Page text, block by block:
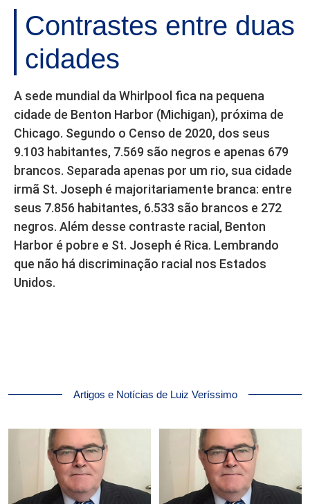
Contrastes entre duas
cidades
A sede mundial da Whirlpool fica na pequena
cidade de Benton Harbor (Michigan), próxima de
Chicago. Segundo o Censo de 2020, dos seus
9.103 habitantes, 7.569 são negros e apenas 679
brancos. Separada apenas por um rio, sua cidade
irmã St. Joseph é majoritariamente branca: entre
seus 7.856 habitantes, 6.533 são brancos e 272
negros. Além desse contraste racial, Benton
Harbor é pobre e St. Joseph é Rica. Lembrando
que não há discriminação racial nos Estados
Unidos.
Artigos e Notícias de Luiz Veríssimo